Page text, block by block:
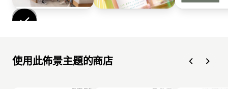
使用此佈景主題的商店